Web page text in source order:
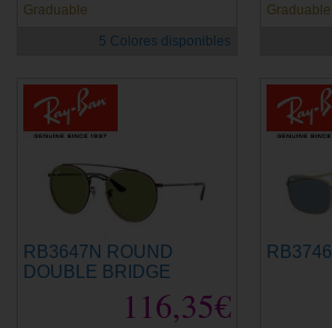
Graduable
5 Colores disponibles
Graduable
RB3647N ROUND
DOUBLE BRIDGE
116,35€
RB3746